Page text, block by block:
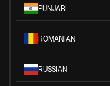
PUNJABI
ROMANIAN
RUSSIAN